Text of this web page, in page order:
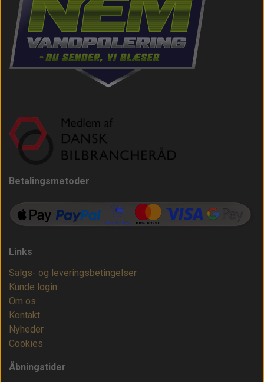
Betalingsmetoder
Links
Salgs- og leveringsbetingelser
Kunde login
Om os
Kontakt
Nyheder
Cookies
Åbningstider